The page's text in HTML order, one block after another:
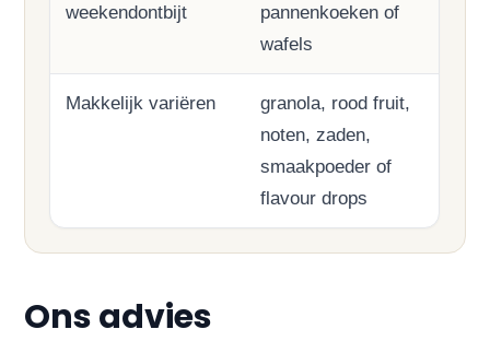
weekendontbijt
pannenkoeken of
wafels
Makkelijk variëren
granola, rood fruit,
noten, zaden,
smaakpoeder of
flavour drops
Ons advies